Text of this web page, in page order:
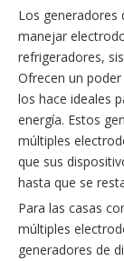
Los generadores
manejar
refrigeradores,
Ofrecen un
los hace ideales
energía. Estos
múltiples
que sus
hasta que se
Para las casas
múltiples
generadores de